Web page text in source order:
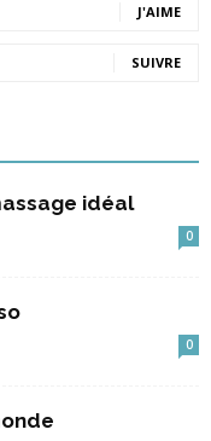
J'AIME
SUIVRE
idéal
0
0